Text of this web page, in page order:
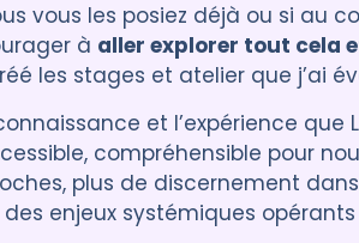
vous les posiez déjà ou si au
à aller explorer tout cela
les stages et atelier que j’ai
et l’expérience que
compréhensible pour
plus de discernement
enjeux systémiques